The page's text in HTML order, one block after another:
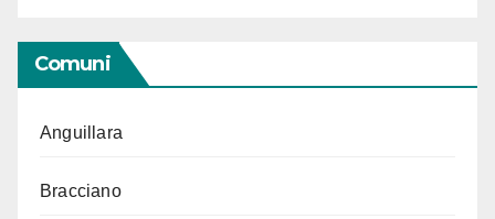
Comuni
Anguillara
Bracciano